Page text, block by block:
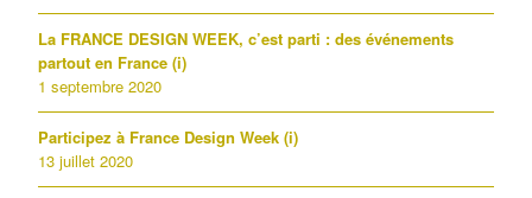
La FRANCE DESIGN WEEK, c’est parti : des événements
partout en France (i)
1 septembre 2020
Participez à France Design Week (i)
13 juillet 2020